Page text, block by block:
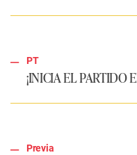
PT
¡INICIA EL PARTIDO
Previa